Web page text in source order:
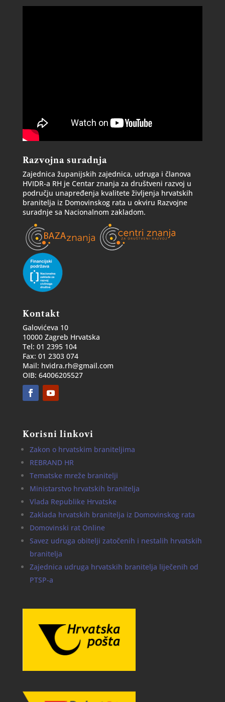
Razvojna suradnja
Zajednica županijskih zajednica, udruga i članova
HVIDR-a RH je Centar znanja za društveni razvoj u
području unapređenja kvalitete življenja hrvatskih
branitelja iz Domovinskog rata u okviru Razvojne
suradnje sa Nacionalnom zakladom.
Kontakt
Galovićeva 10
10000 Zagreb Hrvatska
Tel: 01 2395 104
Fax: 01 2303 074
Mail: hvidra.rh@gmail.com
OIB: 64006205527
Korisni linkovi
Zakon o hrvatskim braniteljima
REBRAND HR
Tematske mreže branitelji
Ministarstvo hrvatskih branitelja
Vlada Republike Hrvatske
Zaklada hrvatskih branitelja iz Domovinskog rata
Domovinski rat Online
Savez udruga obitelji zatočenih i nestalih hrvatskih
branitelja
Zajednica udruga hrvatskih branitelja liječenih od
PTSP-a